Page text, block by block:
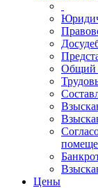
Общий
Цены